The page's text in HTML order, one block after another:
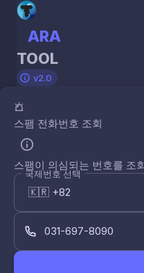
ARA
TOOL
v2.0
스팸 전화번호 조회
스팸이 의심되는 번호를 조
국제번호 선택